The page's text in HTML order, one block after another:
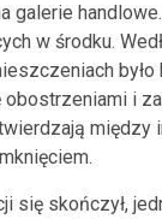
galerie
w środku.
i
między
się skończył,